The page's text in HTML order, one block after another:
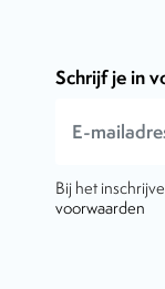
Schrijf je in
Bij het
voorwaarden